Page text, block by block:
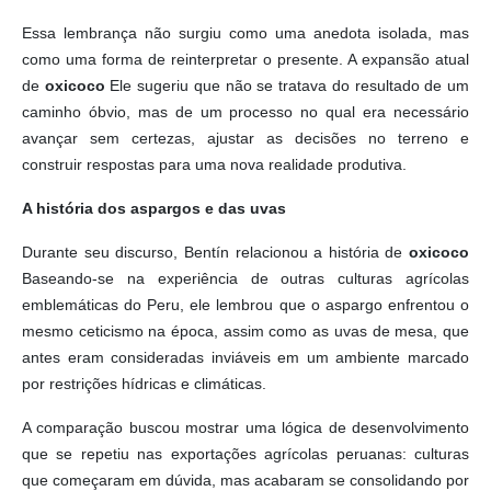
Essa lembrança não surgiu como uma anedota isolada, mas
como uma forma de reinterpretar o presente. A expansão atual
de oxicoco Ele sugeriu que não se tratava do resultado de um
caminho óbvio, mas de um processo no qual era necessário
avançar sem certezas, ajustar as decisões no terreno e
construir respostas para uma nova realidade produtiva.
A história dos aspargos e das uvas
Durante seu discurso, Bentín relacionou a história de oxicoco
Baseando-se na experiência de outras culturas agrícolas
emblemáticas do Peru, ele lembrou que o aspargo enfrentou o
mesmo ceticismo na época, assim como as uvas de mesa, que
antes eram consideradas inviáveis ​​em um ambiente marcado
por restrições hídricas e climáticas.
A comparação buscou mostrar uma lógica de desenvolvimento
que se repetiu nas exportações agrícolas peruanas: culturas
que começaram em dúvida, mas acabaram se consolidando por